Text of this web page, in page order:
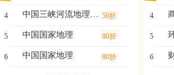
4 50折
5 中国国家地理 80折
6 中国国家地理 80折
4
5
6